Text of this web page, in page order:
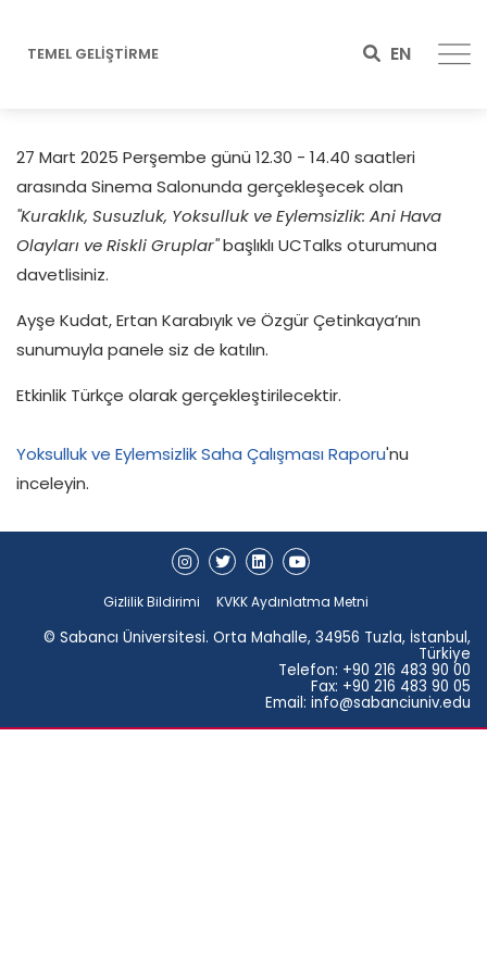
TEMEL GELİŞTİRME EN
27 Mart 2025 Perşembe günü 12.30 - 14.40 saatleri
arasında Sinema Salonunda gerçekleşecek olan
"Kuraklık, Susuzluk, Yoksulluk ve Eylemsizlik: Ani Hava
Olayları ve Riskli Gruplar"başlıklı UCTalks oturumuna
davetlisiniz.
Ayşe Kudat, Ertan Karabıyık ve Özgür Çetinkaya’nın
sunumuyla panele siz de katılın.
Etkinlik Türkçe olarak gerçekleştirilecektir.
Yoksulluk ve Eylemsizlik Saha Çalışması Raporu'nu
inceleyin.
Gizlilik Bildirimi KVKK Aydınlatma Metni
© Sabancı Üniversitesi. Orta Mahalle, 34956 Tuzla, İstanbul,
Türkiye
Telefon: +90 216 483 90 00
Fax: +90 216 483 90 05
Email: info@sabanciuniv.edu